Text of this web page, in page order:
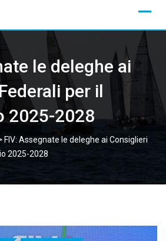
le deleghe ai
per il
2025-2028
FIV: Assegnate le deleghe ai Consiglieri
2025-2028